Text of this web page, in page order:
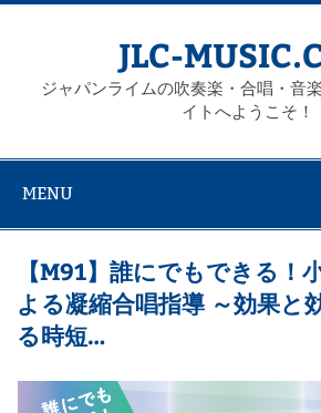
Skip
JLC-
ジャパンライムの吹奏楽・合唱・音
イトへようこそ！
MENU
【M91】誰にでもできる！
よる凝縮合唱指導 ～効果と
る時短…